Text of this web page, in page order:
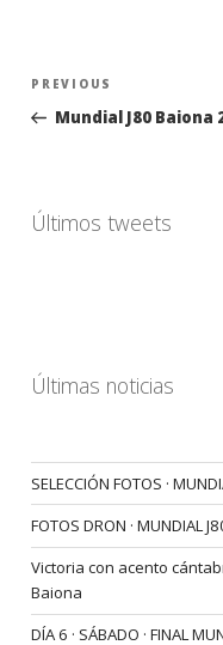
Navegación
entradas
Previous
Post
PREVIOUS
Mundial J80 Baiona
Últimos tweets
Últimas noticias
SELECCIÓN FOTOS ·
FOTOS DRON · MUNDIAL
Victoria con acento
Baiona
DÍA 6 · SÁBADO · FINAL